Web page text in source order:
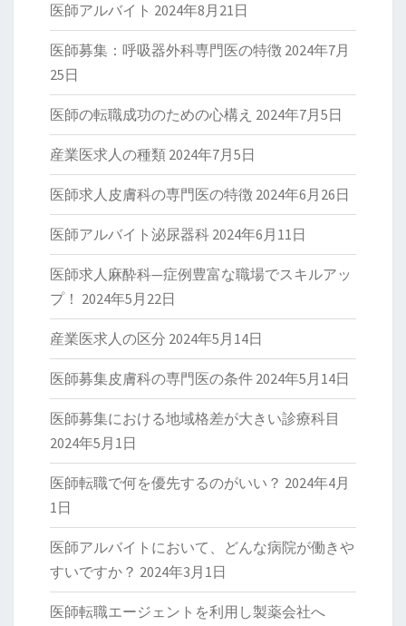
医師アルバイト 2024年8月21日
医師募集：呼吸器外科専門医の特徴 2024年7月
25日
医師の転職成功のための心構え 2024年7月5日
産業医求人の種類 2024年7月5日
医師求人皮膚科の専門医の特徴 2024年6月26日
医師アルバイト泌尿器科 2024年6月11日
医師求人麻酔科—症例豊富な職場でスキルアッ
プ！ 2024年5月22日
産業医求人の区分 2024年5月14日
医師募集皮膚科の専門医の条件 2024年5月14日
医師募集における地域格差が大きい診療科目
2024年5月1日
医師転職で何を優先するのがいい？ 2024年4月
1日
医師アルバイトにおいて、どんな病院が働きや
すいですか？ 2024年3月1日
医師転職エージェントを利用し製薬会社へ